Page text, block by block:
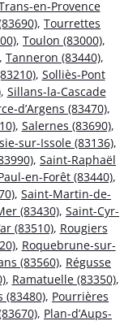
en-Provence
, Tourrettes
, Toulon (83000),
, Tanneron (83440),
, Solliès-Pont
, Sillans-la-Cascade
d’Argens (83470),
, Salernes (83690),
sur-Issole (83136),
, Saint-Raphaël
en-Forêt (83440),
, Saint-Martin-de-
(83430), Saint-Cyr-
(83510), Rougiers
, Roquebrune-sur-
(83560), Régusse
, Ramatuelle (83350),
(83480), Pourrières
, Plan-d’Aups-